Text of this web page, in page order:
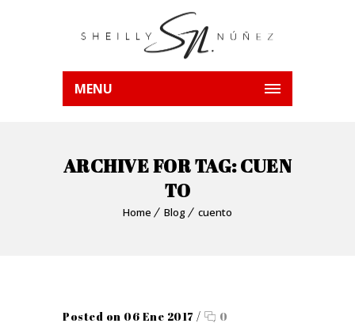
MENU
ARCHIVE FOR TAG: CUEN
TO
Home Blog cuento
Posted on 06 Ene 2017 / 0